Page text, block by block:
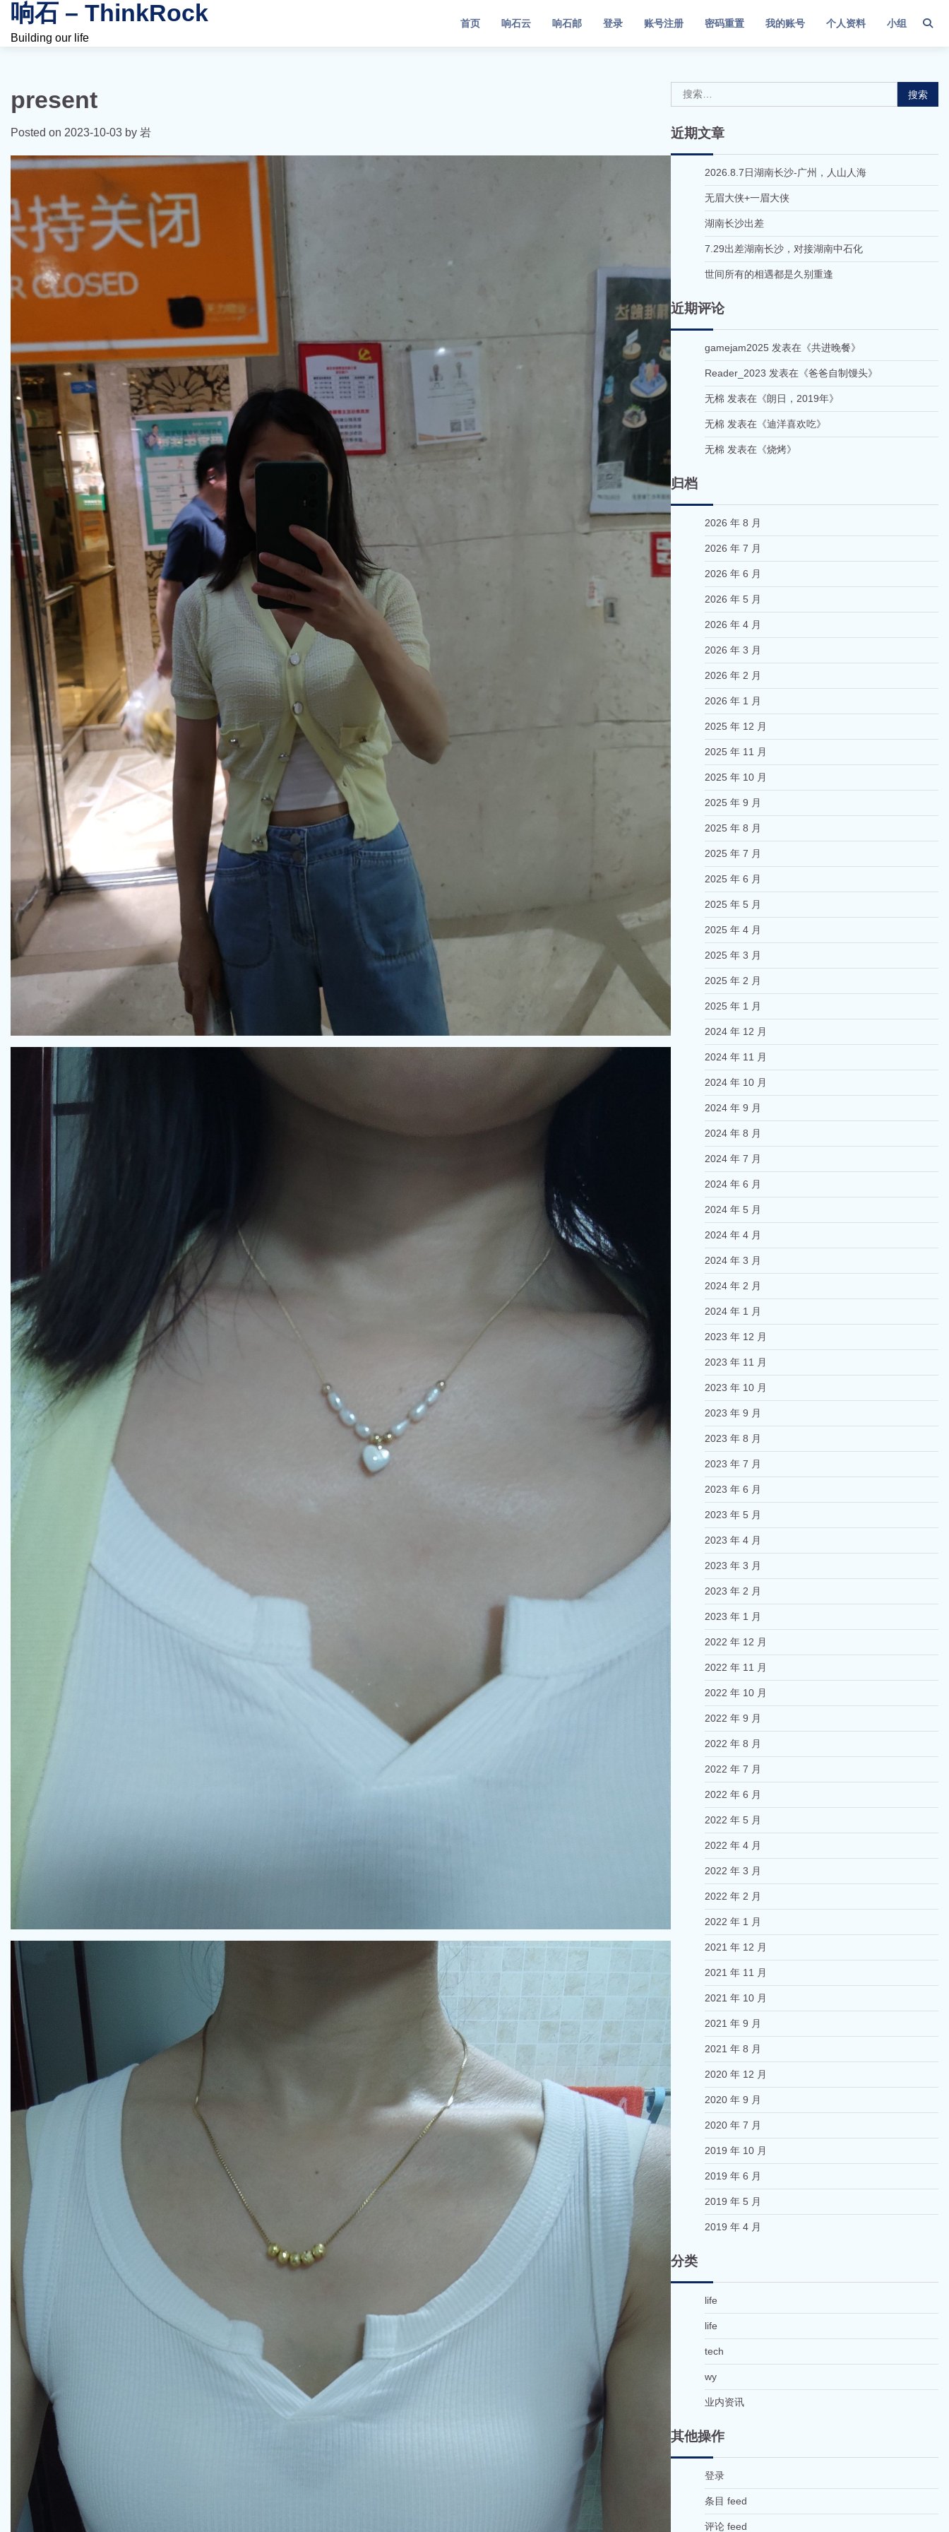
Skip
content
响石 – ThinkRock
Building our life
首页 响石云 响石邮 登录 账号注册 密码重置 我的账号 个人资料 小组
present
Posted on 2023-10-03 by 岩
索：
近期文章
2026.8.7日湖南长沙-广州，人山人海
无眉大侠+一眉大侠
湖南长沙出差
7.29出差湖南长沙，对接湖南中石化
世间所有的相遇都是久别重逢
近期评论
gamejam2025发表在《共进晚餐》
Reader_2023 发表在《爸爸自制馒头》
无棉 发表在《朗日，2019年》
无棉 发表在《迪洋喜欢吃》
无棉 发表在《烧烤》
归档
2026 年 8 月
2026 年 7 月
2026 年 6 月
2026 年 5 月
2026 年 4 月
2026 年 3 月
2026 年 2 月
2026 年 1 月
2025 年 12 月
2025 年 11 月
2025 年 10 月
2025 年 9 月
2025 年 8 月
2025 年 7 月
2025 年 6 月
2025 年 5 月
2025 年 4 月
2025 年 3 月
2025 年 2 月
2025 年 1 月
2024 年 12 月
2024 年 11 月
2024 年 10 月
2024 年 9 月
2024 年 8 月
2024 年 7 月
2024 年 6 月
2024 年 5 月
2024 年 4 月
2024 年 3 月
2024 年 2 月
2024 年 1 月
2023 年 12 月
2023 年 11 月
2023 年 10 月
2023 年 9 月
2023 年 8 月
2023 年 7 月
2023 年 6 月
2023 年 5 月
2023 年 4 月
2023 年 3 月
2023 年 2 月
2023 年 1 月
2022 年 12 月
2022 年 11 月
2022 年 10 月
2022 年 9 月
2022 年 8 月
2022 年 7 月
2022 年 6 月
2022 年 5 月
2022 年 4 月
2022 年 3 月
2022 年 2 月
2022 年 1 月
2021 年 12 月
2021 年 11 月
2021 年 10 月
2021 年 9 月
2021 年 8 月
2020 年 12 月
2020 年 9 月
2020 年 7 月
2019 年 10 月
2019 年 6 月
2019 年 5 月
2019 年 4 月
分类
life
life
tech
wy
业内资讯
其他操作
登录
条目 feed
评论 feed